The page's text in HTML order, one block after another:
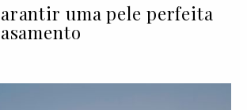
uma pele perfeita